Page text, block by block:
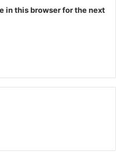
in this browser for the next